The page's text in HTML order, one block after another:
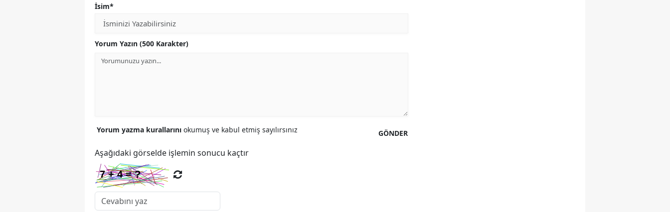
İsim*
Yorum Yazın (500 Karakter)
GÖNDER
Yorum yazma kurallarını okumuş ve kabul etmiş sayılırsınız
Aşağıdaki görselde işlemin sonucu kaçtır